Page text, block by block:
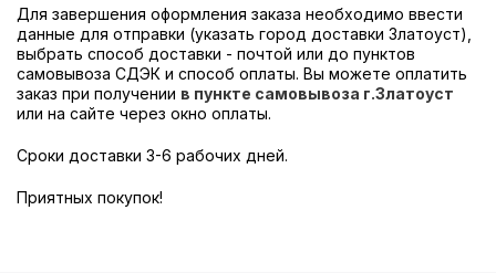
Для завершения оформления заказа необходимо ввести
данные для отправки (указать город доставки Златоуст),
выбрать способ доставки - почтой или до пунктов
самовывоза СДЭК и способ оплаты. Вы можете оплатить
заказ при получении в пункте самовывоза г.Златоуст
или на сайте через окно оплаты.
Сроки доставки 3-6 рабочих дней.
Приятных покупок!